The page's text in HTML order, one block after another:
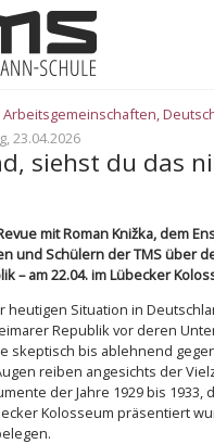
Arbeitsgemeinschaften,
23.04.2026
siehst du das
mit Roman Knižka, dem
und Schülern der TMS über
– am 22.04. im Lübecker
heutigen Situation in
Republik vor deren
skeptisch bis ablehnend
reiben angesichts der
der Jahre 1929 bis 1933,
Kolosseum präsentiert